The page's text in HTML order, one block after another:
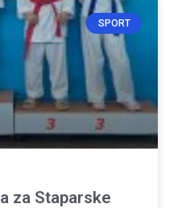
SPORT
za Staparske